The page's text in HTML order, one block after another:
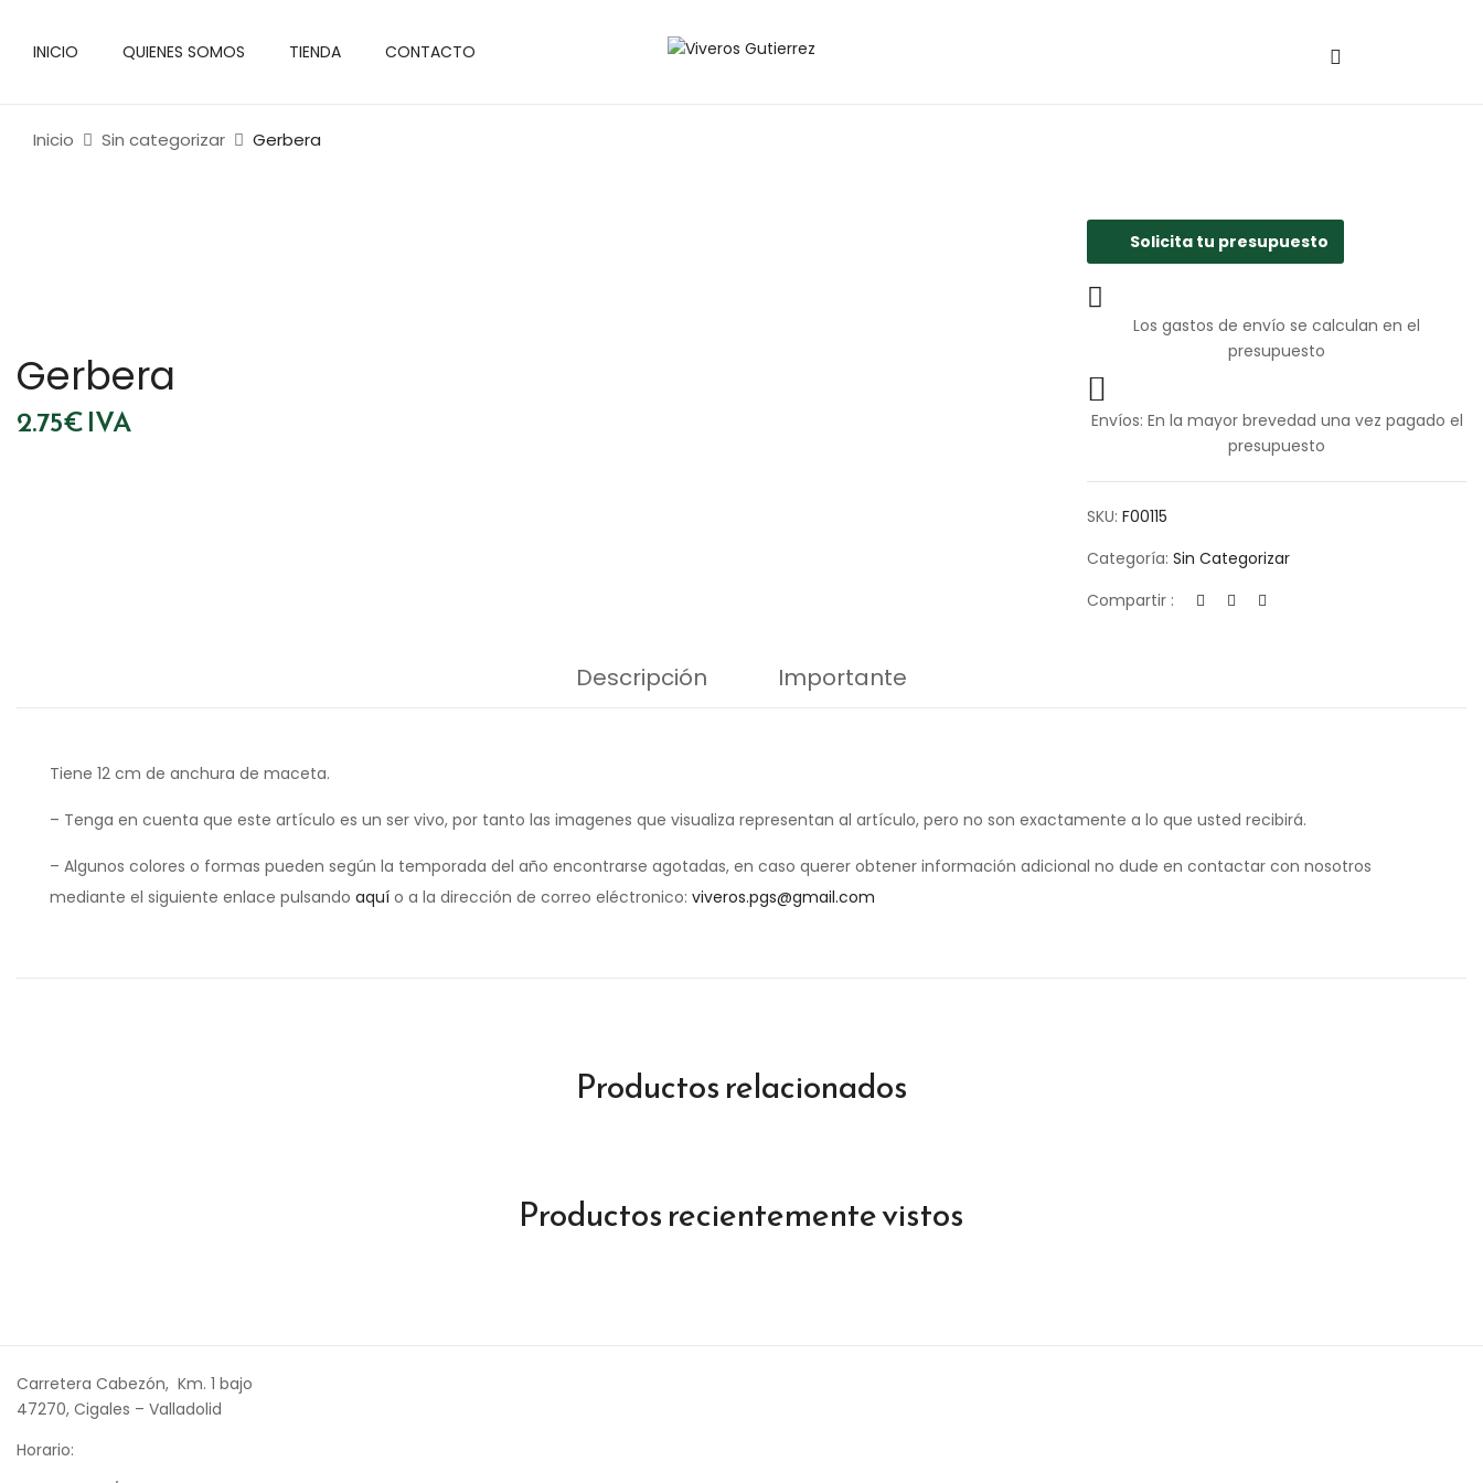
INICIO QUIENES SOMOS TIENDA CONTACTO
Inicio Sin categorizar Gerbera
Gerbera
2.75€IVA
Solicita tu presupuesto
Los gastos de envío se calculan en el
presupuesto
Envíos: En la mayor brevedad una vez pagado el
presupuesto
SKU:F00115
Categoría:Sin Categorizar
Compartir :
Descripción Importante
Tiene 12 cm de anchura de maceta.
– Tenga en cuenta que este artículo es un ser vivo, por tanto las imagenes que visualiza representan al artículo, pero no son exactamente a lo que usted recibirá.
– Algunos colores o formas pueden según la temporada del año encontrarse agotadas, en caso querer obtener información adicional no dude en contactar con nosotros
mediante el siguiente enlace pulsando aquí o a la dirección de correo eléctronico: viveros.pgs@gmail.com
Productos relacionados
Productos recientemente vistos
Carretera Cabezón, Km. 1 bajo
47270, Cigales – Valladolid
Horario: